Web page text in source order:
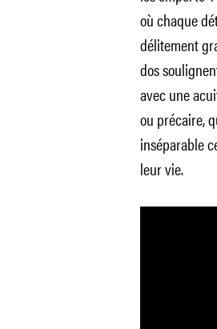
où chaque
délitement
dos
avec une
ou précaire,
inséparable
leur vie.